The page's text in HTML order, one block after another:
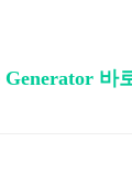
바